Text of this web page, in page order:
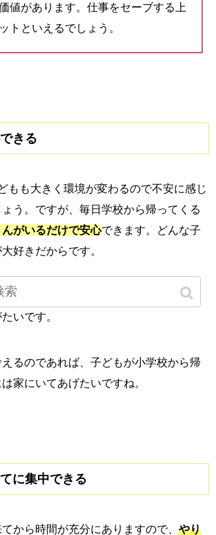
値があります。仕事をセーブする上
トといえるでしょう。
きる
もも大きく環境が変わるので不安に感じ
う。ですが、毎日学校から帰ってくる
がいるだけで安心できます。どんな子
好きだからです。
ってもお母さんが家にいてくれること
いです。
るのであれば、子どもが小学校から帰
家にいてあげたいですね。
に集中できる
から時間が充分にありますので、 やり